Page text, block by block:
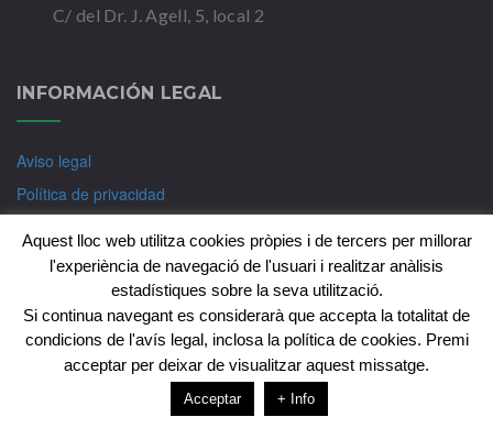
C/ del Dr. J. Agell, 5, local 2
INFORMACIÓN LEGAL
Aviso legal
Política de privacidad
Copyright © CIM-Psicologia Badalona 2018. Tots els
drets reservats
Fet per:Nublo Estudio
Aquest lloc web utilitza cookies pròpies i de tercers per millorar
l'experiència de navegació de l'usuari i realitzar anàlisis
estadístiques sobre la seva utilització.
Si continua navegant es considerarà que accepta la totalitat de
condicions de l'avís legal, inclosa la política de cookies. Premi
acceptar per deixar de visualitzar aquest missatge.
Acceptar + Info